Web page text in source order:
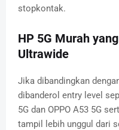
stopkontak.
HP 5G Murah
Ultrawide
Jika dibandingkan
dibanderol entry level
5G dan OPPO A53 5G
tampil lebih unggul dari